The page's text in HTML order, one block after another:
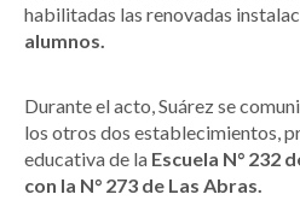
habilitadas las renovadas
alumnos.
Durante el acto, Suárez se
los otros dos establecimientos,
educativa de la Escuela N° 232
con la N° 273 de Las Abras.